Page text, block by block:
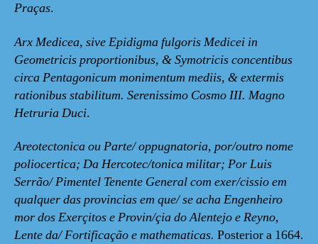
Praças.
Arx Medicea, sive Epidigma fulgoris Medicei in
Geometricis proportionibus, & Symotricis concentibus
circa Pentagonicum monimentum mediis, & extermis
rationibus stabilitum. Serenissimo Cosmo III. Magno
Hetruria Duci.
Areotectonica ou Parte/ oppugnatoria, por/outro nome
poliocertica; Da Hercotec/tonica militar; Por Luis
Serrão/ Pimentel Tenente General com exer/cissio em
qualquer das provincias em que/ se acha Engenheiro
mor dos Exerçitos e Provin/çia do Alentejo e Reyno,
Lente da/ Fortificação e mathematicas. Posterior a 1664.